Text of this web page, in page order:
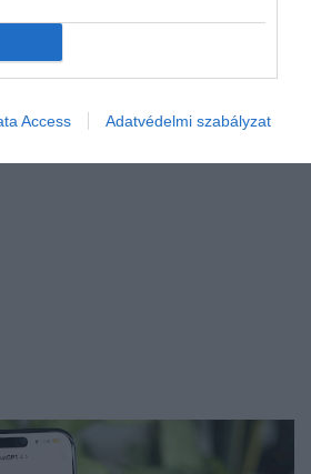
Access Adatvédelmi szabályzat
grimes